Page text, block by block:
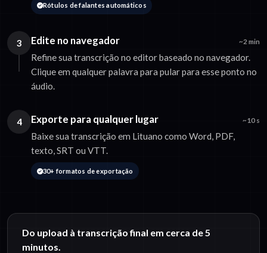
Rótulos de falantes automáticos
3 Edite no navegador ~2 min
Refine sua transcrição no editor baseado no navegador.
Clique em qualquer palavra para pular para esse ponto no
áudio.
4 Exporte para qualquer lugar ~10 s
Baixe sua transcrição em Lituano como Word, PDF,
texto, SRT ou VTT.
30+ formatos de exportação
Do upload à transcrição final em cerca de 5
minutos.